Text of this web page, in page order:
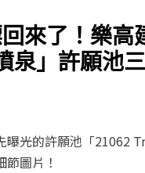
來了！樂
」許願池三
曝光的許願池「21062
圖片！